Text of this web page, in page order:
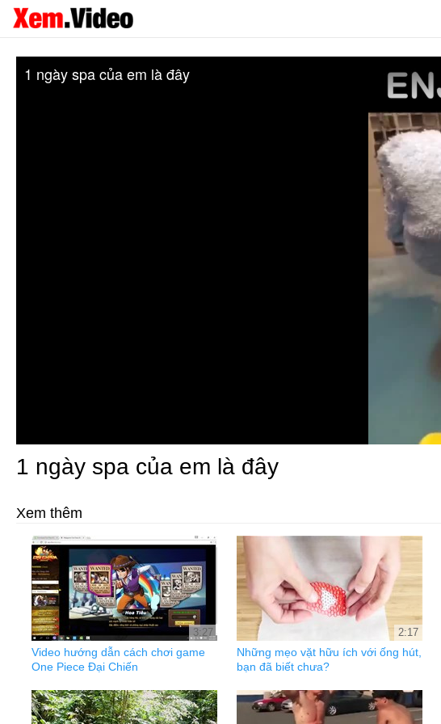
1 ngày spa của em là đây
1 ngày spa của em là đây
Xem thêm
3:27
Video hướng dẫn cách chơi game
One Piece Đại Chiến
2:17
Những mẹo vặt hữu ích với ống hút,
bạn đã biết chưa?